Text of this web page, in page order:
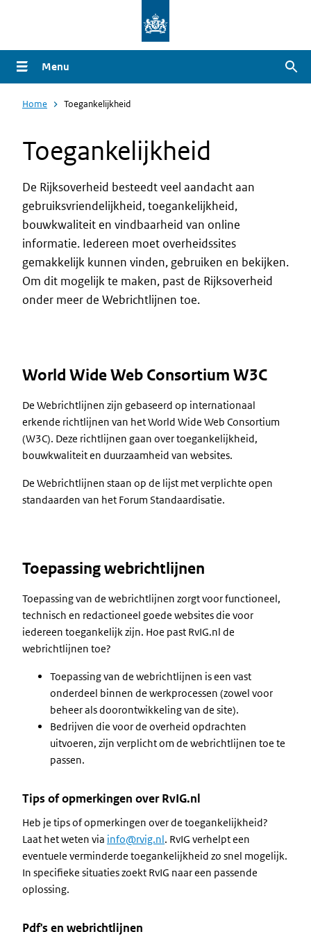
naar
de
gaan
Menu
Home Toegankelijkheid
Toegankelijkheid
De Rijksoverheid besteedt veel aandacht aan
gebruiksvriendelijkheid, toegankelijkheid,
bouwkwaliteit en vindbaarheid van online
informatie. Iedereen moet overheidssites
gemakkelijk kunnen vinden, gebruiken en bekijken.
Om dit mogelijk te maken, past de Rijksoverheid
onder meer de Webrichtlijnen toe.
World Wide Web Consortium W3C
De Webrichtlijnen zijn gebaseerd op internationaal
erkende richtlijnen van het World Wide Web Consortium
(W3C). Deze richtlijnen gaan over toegankelijkheid,
bouwkwaliteit en duurzaamheid van websites.
De Webrichtlijnen staan op de lijst met verplichte open
standaarden van het Forum Standaardisatie.
Toepassing webrichtlijnen
Toepassing van de webrichtlijnen zorgt voor functioneel,
technisch en redactioneel goede websites die voor
iedereen toegankelijk zijn. Hoe past RvIG.nl de
webrichtlijnen toe?
Toepassing van de webrichtlijnen is een vast
onderdeel binnen de werkprocessen (zowel voor
beheer als doorontwikkeling van de site).
Bedrijven die voor de overheid opdrachten
uitvoeren, zijn verplicht om de webrichtlijnen toe te
passen.
Tips of opmerkingen over RvIG.nl
Heb je tips of opmerkingen over de toegankelijkheid?
Laat het weten via info@rvig.nl. RvIG verhelpt een
eventuele verminderde toegankelijkheid zo snel mogelijk.
In specifieke situaties zoekt RvIG naar een passende
oplossing.
Pdf's en webrichtlijnen